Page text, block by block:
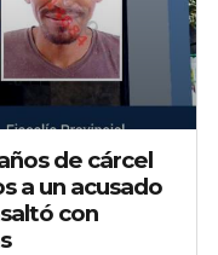
de cárcel
a un acusado
con